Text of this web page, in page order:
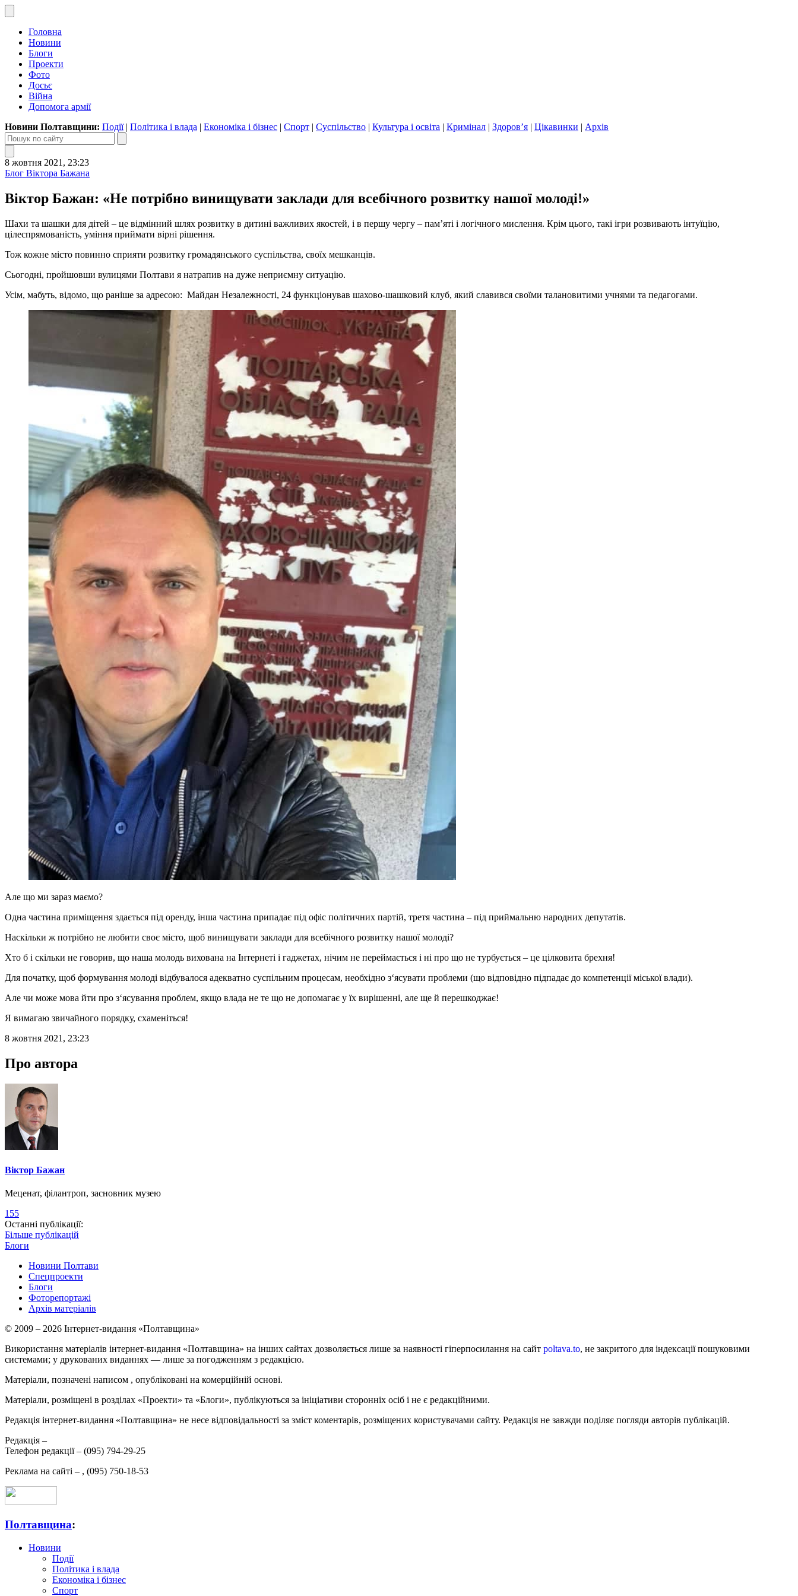
Головна
Новини
Блоги
Проекти
Фото
Досьє
Війна
Допомога армії
Новини Полтавщини: Події| Політика і влада | Економіка і бізнес | Спорт | Суспільство | Культура і освіта | Кримінал | Здоров’я | Цікавинки | Архів
8 жовтня 2021, 23:23
Блог Віктора Бажана
Віктор Бажан: «Не потрібно винищувати заклади для всебічного розвитку нашої молоді!»
Шахи та шашки для дітей – це відмінний шлях розвитку в дитині важливих якостей, і в першу чергу – пам’яті і логічного мислення. Крім цього, такі ігри розвивають інтуїцію,
цілеспрямованість, уміння приймати вірні рішення.
Тож кожне місто повинно сприяти розвитку громадянського суспільства, своїх мешканців.
Сьогодні, пройшовши вулицями Полтави я натрапив на дуже неприємну ситуацію.
Усім, мабуть, відомо, що раніше за адресою: Майдан Незалежності, 24 функціонував шахово-шашковий клуб, який славився своїми талановитими учнями та педагогами.
Але що ми зараз маємо?
Одна частина приміщення здається під оренду, інша частина припадає під офіс політичних партій, третя частина – під приймальню народних депутатів.
Наскільки ж потрібно не любити своє місто, щоб винищувати заклади для всебічного розвитку нашої молоді?
Хто б і скільки не говорив, що наша молодь вихована на Інтернеті і гаджетах, нічим не переймається і ні про що не турбується – це цілковита брехня!
Для початку, щоб формування молоді відбувалося адекватно суспільним процесам, необхідно з‘ясувати проблеми (що відповідно підпадає до компетенції міської влади).
Але чи може мова йти про з‘ясування проблем, якщо влада не те що не допомагає у їх вирішенні, але ще й перешкоджає!
Я вимагаю звичайного порядку, схаменіться!
8 жовтня 2021, 23:23
Про автора
Віктор Бажан
Меценат, філантроп, засновник музею
155
Останні публікації:
Більше публікацій
Блоги
Новини Полтави
Спецпроекти
Блоги
Фоторепортажі
Архів матеріалів
© 2009 – 2026 Інтернет-видання «Полтавщина»
Використання матеріалів інтернет-видання «Полтавщина» на інших сайтах дозволяється лише за наявності гіперпосилання на сайт poltava.to, не закритого для індексації пошуковими
системами; у друкованих виданнях — лише за погодженням з редакцією.
Матеріали, позначені написом , опубліковані на комерційній основі.
Матеріали, розміщені в розділах «Проекти» та «Блоги», публікуються за ініціативи сторонніх осіб і не є редакційними.
Редакція інтернет-видання «Полтавщина» не несе відповідальності за зміст коментарів, розміщених користувачами сайту. Редакція не завжди поділяє погляди авторів публікацій.
Редакція –
Телефон редакції – (095) 794-29-25
Реклама на сайті – , (095) 750-18-53
Полтавщина:
Новини
Події
Політика і влада
Економіка і бізнес
Спорт